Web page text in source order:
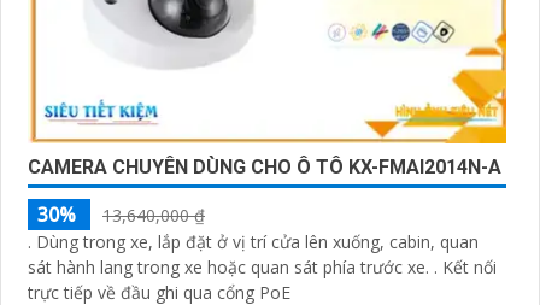
CAMERA CHUYÊN DÙNG CHO Ô TÔ KX-FMAI2014N-A
30%
13,640,000 ₫
. Dùng trong xe, lắp đặt ở vị trí cửa lên xuống, cabin, quan
sát hành lang trong xe hoặc quan sát phía trước xe. . Kết nối
trực tiếp về đầu ghi qua cổng PoE